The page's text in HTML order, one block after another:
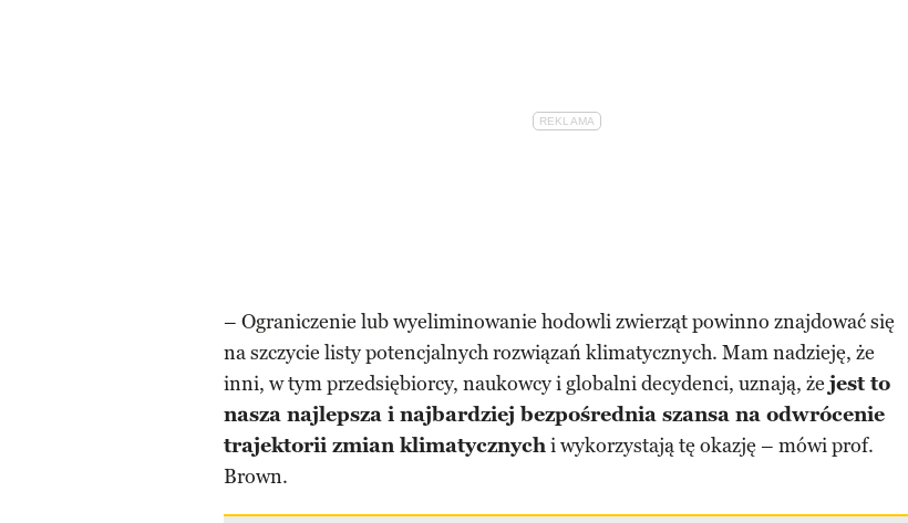
– Ograniczenie lub wyeliminowanie hodowli zwierząt powinno znajdować się
na szczycie listy potencjalnych rozwiązań klimatycznych. Mam nadzieję, że
inni, w tym przedsiębiorcy, naukowcy i globalni decydenci, uznają, że jest to
nasza najlepsza i najbardziej bezpośrednia szansa na odwrócenie
trajektorii zmian klimatycznychi wykorzystają tę okazję – mówi prof.
Brown.